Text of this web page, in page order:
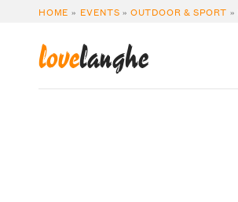
HOME » EVENTS »OUTDOOR & SPORT »
lovelanghe